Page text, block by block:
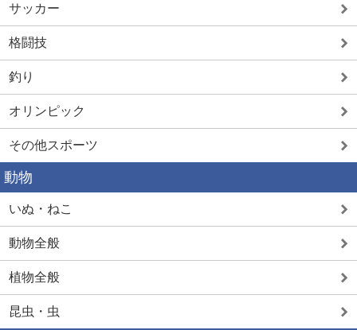
サッカー
格闘技
釣り
オリンピック
その他スポーツ
動物
いぬ・ねこ
動物全般
植物全般
昆虫・虫